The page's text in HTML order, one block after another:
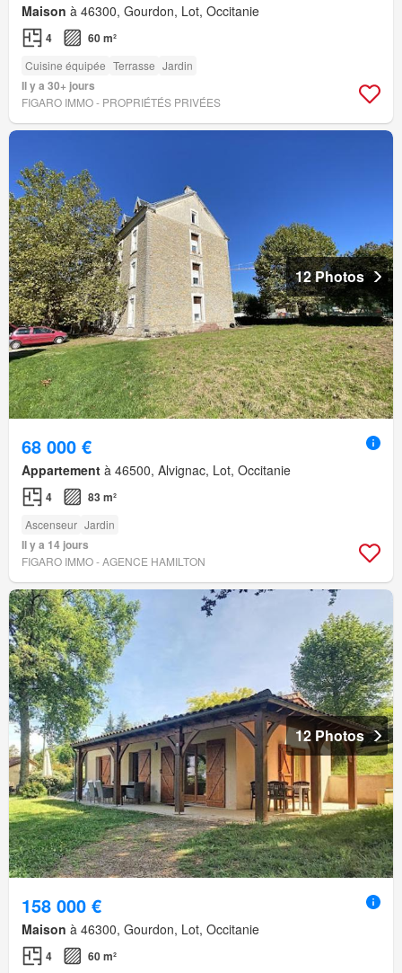
Maison à 46300, Gourdon, Lot, Occitanie
4 60 m²
Cuisine équipée Terrasse Jardin
Il y a 30+ jours
FIGARO IMMO - PROPRIÉTÉS PRIVÉES
12 Photos
68 000 €
Appartement à 46500, Alvignac, Lot, Occitanie
4 83 m²
Ascenseur Jardin
Il y a 14 jours
FIGARO IMMO - AGENCE HAMILTON
12 Photos
158 000 €
Maison à 46300, Gourdon, Lot, Occitanie
4 60 m²